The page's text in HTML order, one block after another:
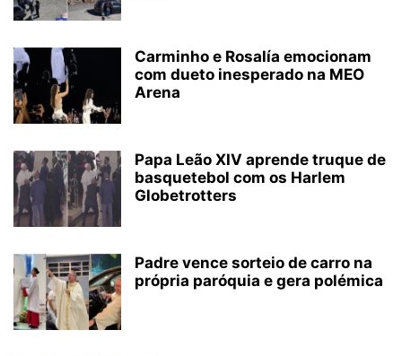
Carminho e Rosalía emocionam
com dueto inesperado na MEO
Arena
Papa Leão XIV aprende truque de
basquetebol com os Harlem
Globetrotters
Padre vence sorteio de carro na
própria paróquia e gera polémica